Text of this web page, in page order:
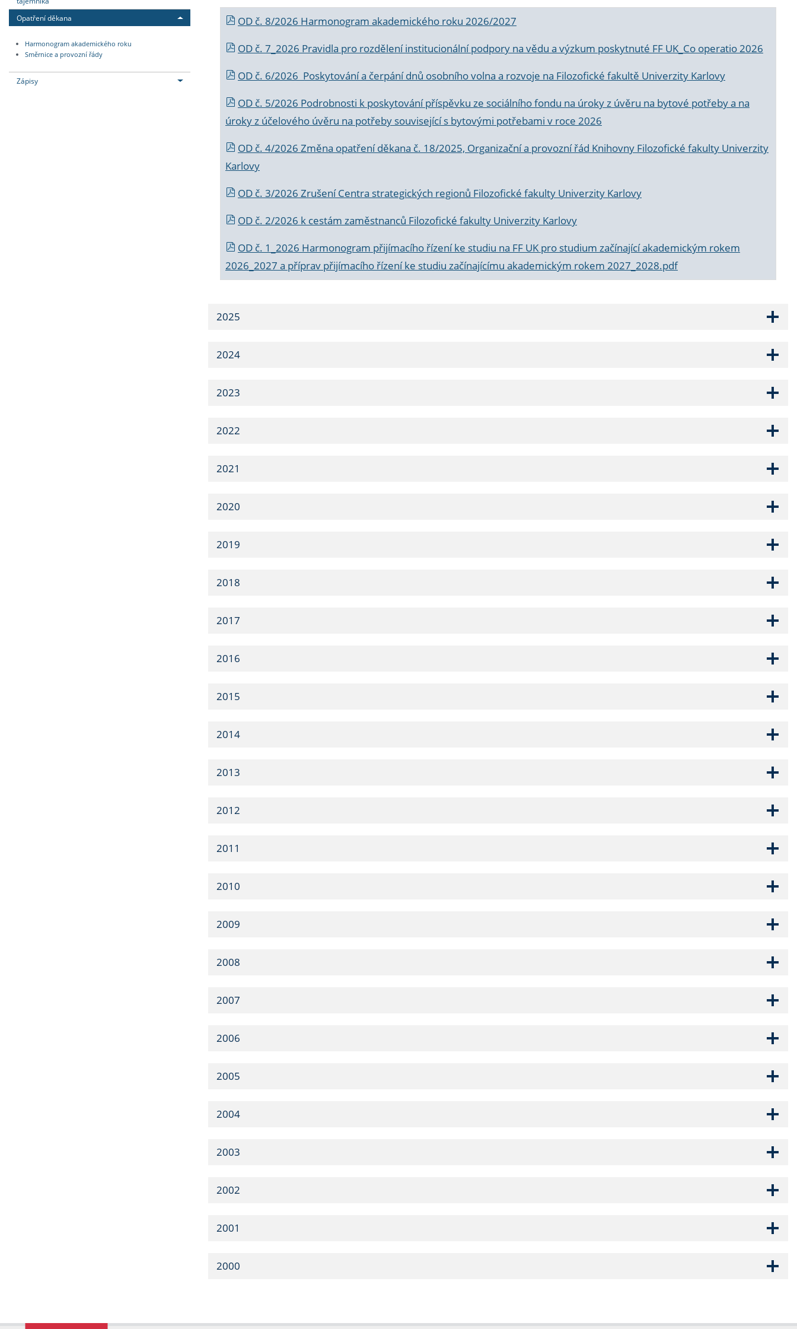
Opatření děkana
Harmonogram akademického roku
Směrnice a provozní řády
Zápisy
OD č. 8/2026 Harmonogram akademického roku 2026/2027
OD č. 7_2026 Pravidla pro rozdělení institucionální podpory na vědu a výzkum poskytnuté FF UK_Co operatio 2026
OD č. 6/2026 Poskytování a čerpání dnů osobního volna a rozvoje na Filozofické fakultě Univerzity Karlovy
OD č. 5/2026 Podrobnosti k poskytování příspěvku ze sociálního fondu na úroky z úvěru na bytové potřeby a na
úroky z účelového úvěru na potřeby související s bytovými potřebami v roce 2026
OD č. 4/2026 Změna opatření děkana č. 18/2025, Organizační a provozní řád Knihovny Filozofické fakulty Univerzity
Karlovy
OD č. 3/2026 Zrušení Centra strategických regionů Filozofické fakulty Univerzity Karlovy
OD č. 2/2026 k cestám zaměstnanců Filozofické fakulty Univerzity Karlovy
OD č. 1_2026 Harmonogram přijímacího řízení ke studiu na FF UK pro studium začínající akademickým rokem
2026_2027 a příprav přijímacího řízení ke studiu začínajícímu akademickým rokem 2027_2028.pdf
2025
2024
2023
2022
2021
2020
2019
2018
2017
2016
2015
2014
2013
2012
2011
2010
2009
2008
2007
2006
2005
2004
2003
2002
2001
2000